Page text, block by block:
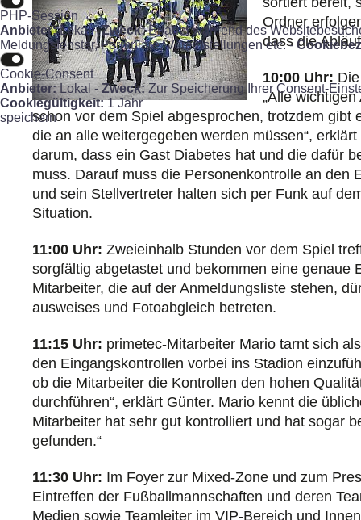
PHP-Session
Anbieter:Lokal -Zweck:Erlaubt während des
Meldungsfenster, Formulare, Voreinstellungen etc. -
Cookie-Consent
Anbieter:Lokal -Zweck:Zur Speicherung Ihrer Consent-
Cookiegültigkeit:1 Jahr
speichern
Ordner
dass die
10:00 Uhr:
„Alle
schon vor dem Spiel abgesprochen, trotzdem
die an alle weitergegeben werden müssen“,
darum, dass ein Gast Diabetes hat und die dafür
muss. Darauf muss die Personenkontrolle an den
und sein Stellvertreter halten sich per Funk auf
Situation.
11:00 Uhr: Zweieinhalb Stunden vor dem Spiel
sorgfältig abgetastet und bekommen eine genaue
Mitarbeiter, die auf der Anmeldungsliste stehen,
ausweises und Fotoabgleich betreten.
11:15 Uhr: primetec-Mitarbeiter Mario tarnt sich
den Eingangskontrollen vorbei ins Stadion
ob die Mitarbeiter die Kontrollen den hohen
durchführen“, erklärt Günter. Mario kennt die
Mitarbeiter hat sehr gut kontrolliert und hat sogar
gefunden.“
11:30 Uhr: Im Foyer zur Mixed-Zone und zum
Eintreffen der Fußball­mannschaften und deren
Medien sowie Teamleiter im VIP-Bereich und